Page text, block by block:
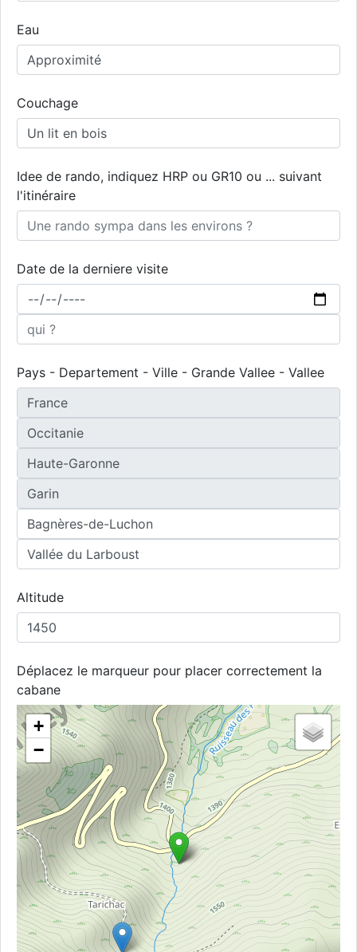
Eau
Couchage
Idee de rando, indiquez HRP ou GR10 ou ... suivant
l'itinéraire
Date de la derniere visite
Pays - Departement - Ville - Grande Vallee - Vallee
Altitude
Déplacez le marqueur pour placer correctement la
cabane
+
−